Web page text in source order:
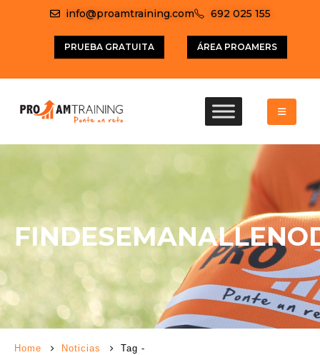
info@proamtraining.com 692 025 155
PRUEBA GRATUITA ÁREA PROAMERS
Home Noticias
Tag -